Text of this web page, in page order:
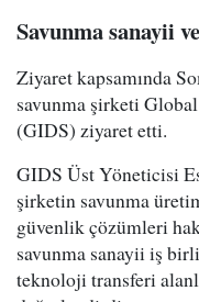
Savunma sanayii
Ziyaret kapsamında
savunma şirketi
(GIDS) ziyaret etti.
GIDS Üst Yöneticisi
şirketin savunma
güvenlik çözümleri
savunma sanayii iş
teknoloji transferi